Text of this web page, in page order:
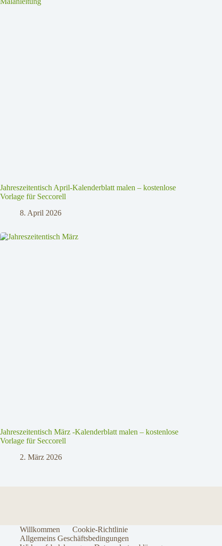
Jahreszeitentisch April-Kalenderblatt malen – kostenlose
Vorlage für Seccorell
8. April 2026
Jahreszeitentisch März -Kalenderblatt malen – kostenlose
Vorlage für Seccorell
2. März 2026
Willkommen
Cookie-Richtlinie
Allgemeins Geschäftsbedingungen